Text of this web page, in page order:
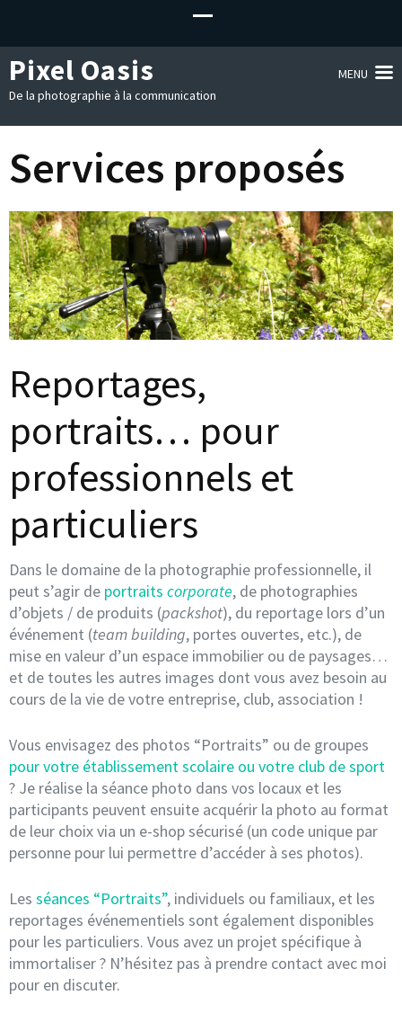
Pixel Oasis
De la photographie à la communication
MENU
Services proposés
Reportages,
portraits… pour
professionnels et
particuliers
Dans le domaine de la photographie professionnelle, il
peut s’agir de portraits corporate, de photographies
d’objets / de produits (packshot), du reportage lors d’un
événement (team building, portes ouvertes, etc.), de
mise en valeur d’un espace immobilier ou de paysages…
et de toutes les autres images dont vous avez besoin au
cours de la vie de votre entreprise, club, association !
Vous envisagez des photos “Portraits” ou de groupes
pour votre établissement scolaire ou votre club de sport
? Je réalise la séance photo dans vos locaux et les
participants peuvent ensuite acquérir la photo au format
de leur choix via un e-shop sécurisé (un code unique par
personne pour lui permettre d’accéder à ses photos).
Les séances “Portraits”, individuels ou familiaux, et les
reportages événementiels sont également disponibles
pour les particuliers. Vous avez un projet spécifique à
immortaliser ? N’hésitez pas à prendre contact avec moi
pour en discuter.